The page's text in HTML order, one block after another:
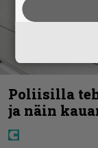
Poliisilla
ja näin